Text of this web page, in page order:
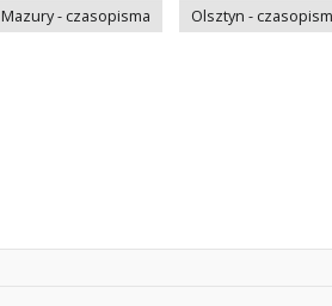
Mazury - czasopisma
Olsztyn -